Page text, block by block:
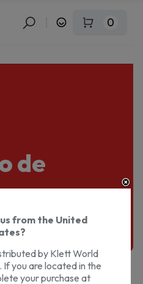
0
de
from the United
by Klett World
If you are located in the
your purchase at